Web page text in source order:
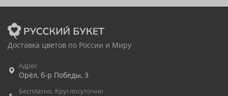
Доставка цветов по России и Миру
Адрес
Орёл, б-р Победы, 3
Бесплатно. Круглосуточно